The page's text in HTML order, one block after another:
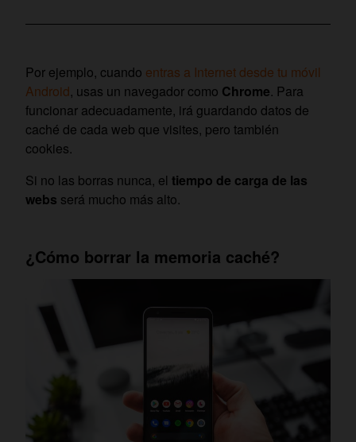
Por ejemplo, cuando entras a Internet desde tu móvil
Android, usas un navegador como Chrome. Para
funcionar adecuadamente, irá guardando datos de
caché de cada web que visites, pero también
cookies.
Si no las borras nunca, el tiempo de carga de las
webs será mucho más alto.
¿Cómo borrar la memoria caché?